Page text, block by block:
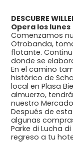
DESCUBRE
Opera los lunes
Comenzamos
Otrobanda,
flotante.
donde se
En el camino
histórico de
local en Plasa
almuerzo,
nuestro
Después de
algunas
Parke di Lucha
regreso a tu